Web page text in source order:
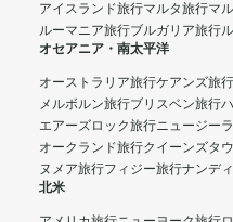
アイスランド旅行マルタ旅行マ
ルーマニア旅行ブルガリア旅行
オセアニア・南太平洋
オーストラリア旅行ケアンズ旅行
メルボルン旅行ブリスベン旅行
エアーズロック旅行ニュージー
オークランド旅行クイーンズタ
ヌメア旅行フィジー旅行ナンデ
北米